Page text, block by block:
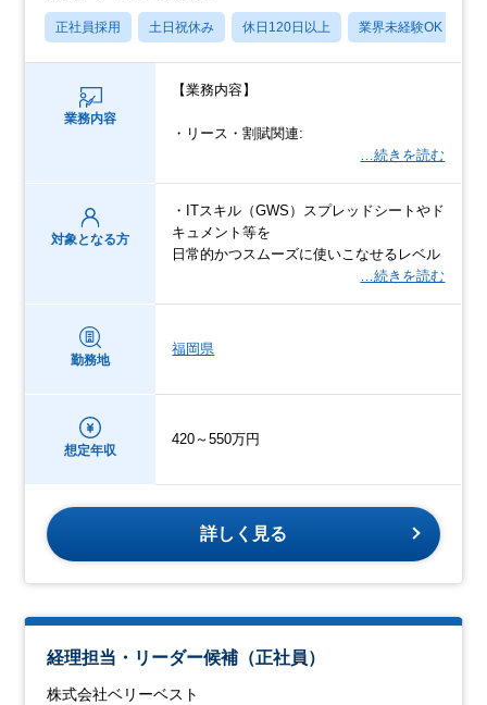
正社員採用 土日祝休み 休日120日以上 業界未経験OK
業務内容
【業務内容】
・リース・割賦関連:
…続きを読む
対象となる方
・ITスキル（GWS）スプレッドシートやド
キュメント等を
日常的かつスムーズに使いこなせるレベル
…続きを読む
勤務地
福岡県
想定年収
420～550万円
詳しく見る
経理担当・リーダー候補（正社員）
株式会社ベリーベスト